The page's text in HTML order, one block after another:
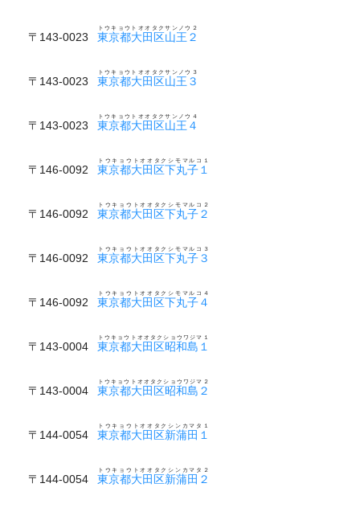
〒143-0023 東京都大田区山王２
トウキョウトオオタクサンノウ２
〒143-0023 東京都大田区山王３
トウキョウトオオタクサンノウ３
〒143-0023 東京都大田区山王４
トウキョウトオオタクサンノウ４
〒146-0092 東京都大田区下丸子１
トウキョウトオオタクシモマルコ１
〒146-0092 東京都大田区下丸子２
トウキョウトオオタクシモマルコ２
〒146-0092 東京都大田区下丸子３
トウキョウトオオタクシモマルコ３
〒146-0092 東京都大田区下丸子４
トウキョウトオオタクシモマルコ４
〒143-0004 東京都大田区昭和島１
トウキョウトオオタクショウワジマ１
〒143-0004 東京都大田区昭和島２
トウキョウトオオタクショウワジマ２
〒144-0054 東京都大田区新蒲田１
トウキョウトオオタクシンカマタ１
〒144-0054 東京都大田区新蒲田２
トウキョウトオオタクシンカマタ２